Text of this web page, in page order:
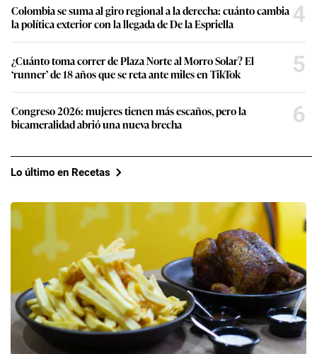
Colombia se suma al giro regional a la derecha: cuánto cambia
la política exterior con la llegada de De la Espriella
4
¿Cuánto toma correr de Plaza Norte al Morro Solar? El
‘runner’ de 18 años que se reta ante miles en TikTok
5
Congreso 2026: mujeres tienen más escaños, pero la
bicameralidad abrió una nueva brecha
6
Lo último en Recetas